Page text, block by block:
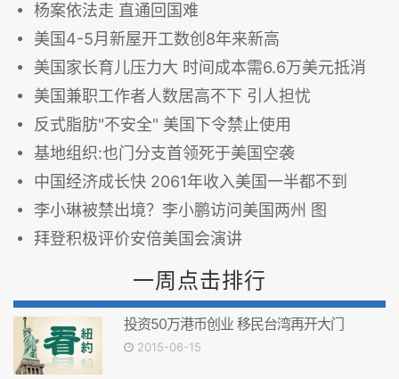
杨案依法走 直通回国难
美国4-5月新屋开工数创8年来新高
美国家长育儿压力大 时间成本需6.6万美元抵消
美国兼职工作者人数居高不下 引人担忧
反式脂肪"不安全" 美国下令禁止使用
基地组织:也门分支首领死于美国空袭
中国经济成长快 2061年收入美国一半都不到
李小琳被禁出境？李小鹏访问美国两州 图
拜登积极评价安倍美国会演讲
一周点击排行
投资50万港币创业 移民台湾再开大门
2015-06-15